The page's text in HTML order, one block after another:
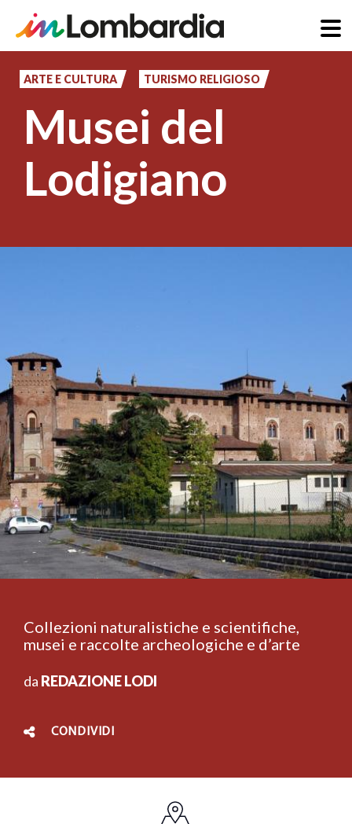
principale
ARTE E CULTURA TURISMO RELIGIOSO
Musei del
Lodigiano
Collezioni naturalistiche e scientifiche,
musei e raccolte archeologiche e d’arte
da REDAZIONE LODI
CONDIVIDI